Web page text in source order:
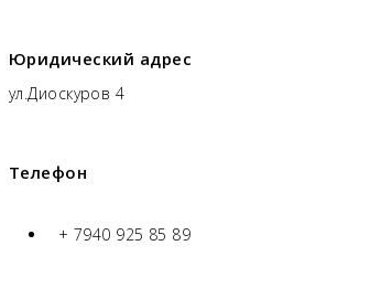
Юридический адрес
ул.Диоскуров 4
Телефон
+ 7940 925 85 89